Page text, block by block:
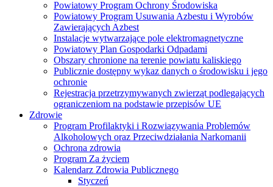
Powiatowy Program Ochrony Środowiska
Powiatowy Program Usuwania Azbestu i Wyrobów
Zawierających Azbest
Instalacje wytwarzające pole elektromagnetyczne
Powiatowy Plan Gospodarki Odpadami
Obszary chronione na terenie powiatu kaliskiego
Publicznie dostępny wykaz danych o środowisku i jego
ochronie
Rejestracja przetrzymywanych zwierząt podlegających
ograniczeniom na podstawie przepisów UE
Zdrowie
Program Profilaktyki i Rozwiązywania Problemów
Alkoholowych oraz Przeciwdziałania Narkomanii
Ochrona zdrowia
Program Za życiem
Kalendarz Zdrowia Publicznego
Styczeń